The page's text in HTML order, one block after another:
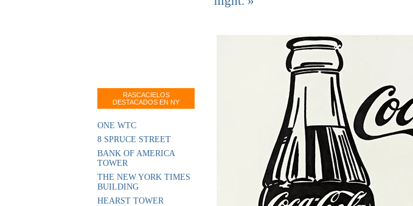
RASCACIELOS
DESTACADOS EN NY
ONE WTC
8 SPRUCE STREET
BANK OF AMERICA
TOWER
THE NEW YORK TIMES
BUILDING
HEARST TOWER